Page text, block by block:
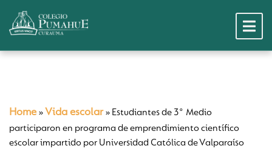
Home » Vida escolar» Estudiantes de 3° Medio
participaron en programa de emprendimiento científico
escolar impartido por Universidad Católica de Valparaíso